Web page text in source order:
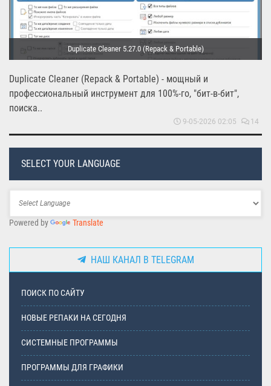
Duplicate Cleaner 5.27.0 (Repack & Portable)
Duplicate Cleaner (Repack & Portable) - мощный и
профессиональный инструмент для 100%-го, "бит-в-бит",
поиска..
9-05-2026 02:05 14
SELECT YOUR LANGUAGE
Powered by Translate
НАШ КАНАЛ В TELEGRAM
ПОИСК ПО САЙТУ
НОВЫЕ РЕПАКИ НА СЕГОДНЯ
СИСТЕМНЫЕ ПРОГРАММЫ
ПРОГРАММЫ ДЛЯ ГРАФИКИ